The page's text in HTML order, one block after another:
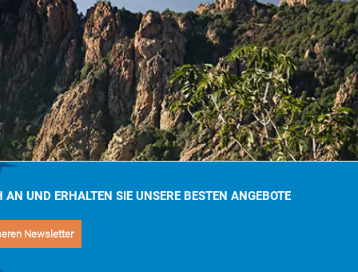
AN UND ERHALTEN SIE UNSERE BESTEN ANGEBOTE
Newsletter